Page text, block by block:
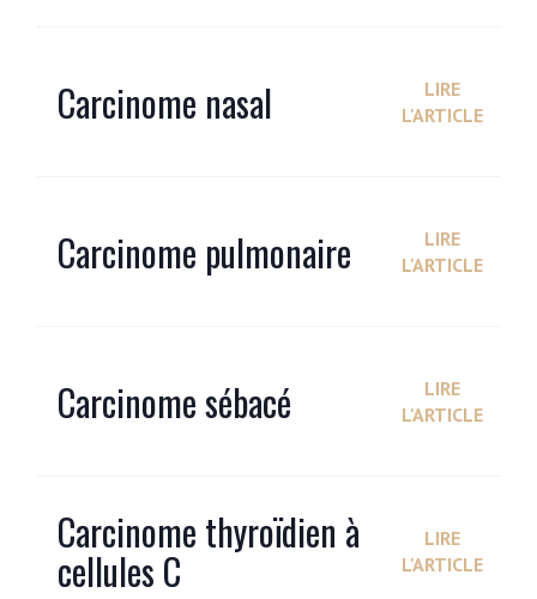
Carcinome nasal
LIRE
L'ARTICLE
Carcinome pulmonaire
LIRE
L'ARTICLE
Carcinome sébacé
LIRE
L'ARTICLE
Carcinome thyroïdien à
cellules C
LIRE
L'ARTICLE